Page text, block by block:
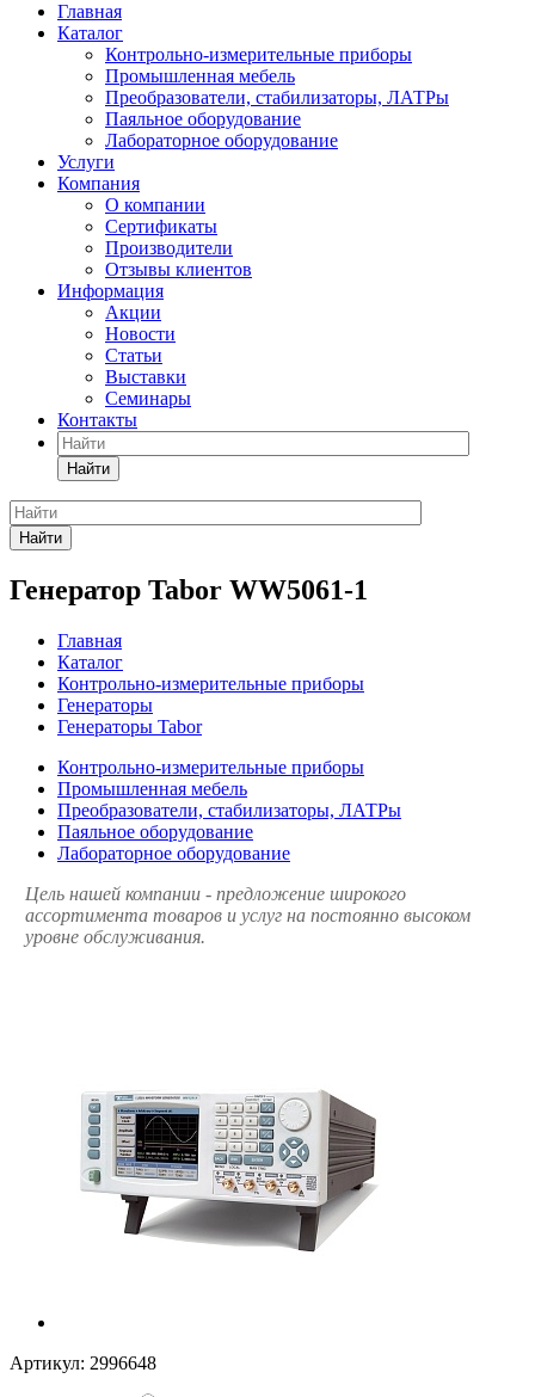
Главная
Каталог
Контрольно-измерительные приборы
Промышленная мебель
Преобразователи, стабилизаторы, ЛАТРы
Паяльное оборудование
Лабораторное оборудование
Услуги
Компания
О компании
Сертификаты
Производители
Отзывы клиентов
Информация
Акции
Новости
Статьи
Выставки
Семинары
Контакты
Найти
Найти
Генератор Tabor WW5061-1
Главная
Каталог
Контрольно-измерительные приборы
Генераторы
Генераторы Tabor
Контрольно-измерительные приборы
Промышленная мебель
Преобразователи, стабилизаторы, ЛАТРы
Паяльное оборудование
Лабораторное оборудование
Цель нашей компании - предложение широкого
ассортимента товаров и услуг на постоянно высоком
уровне обслуживания.
Артикул: 2996648